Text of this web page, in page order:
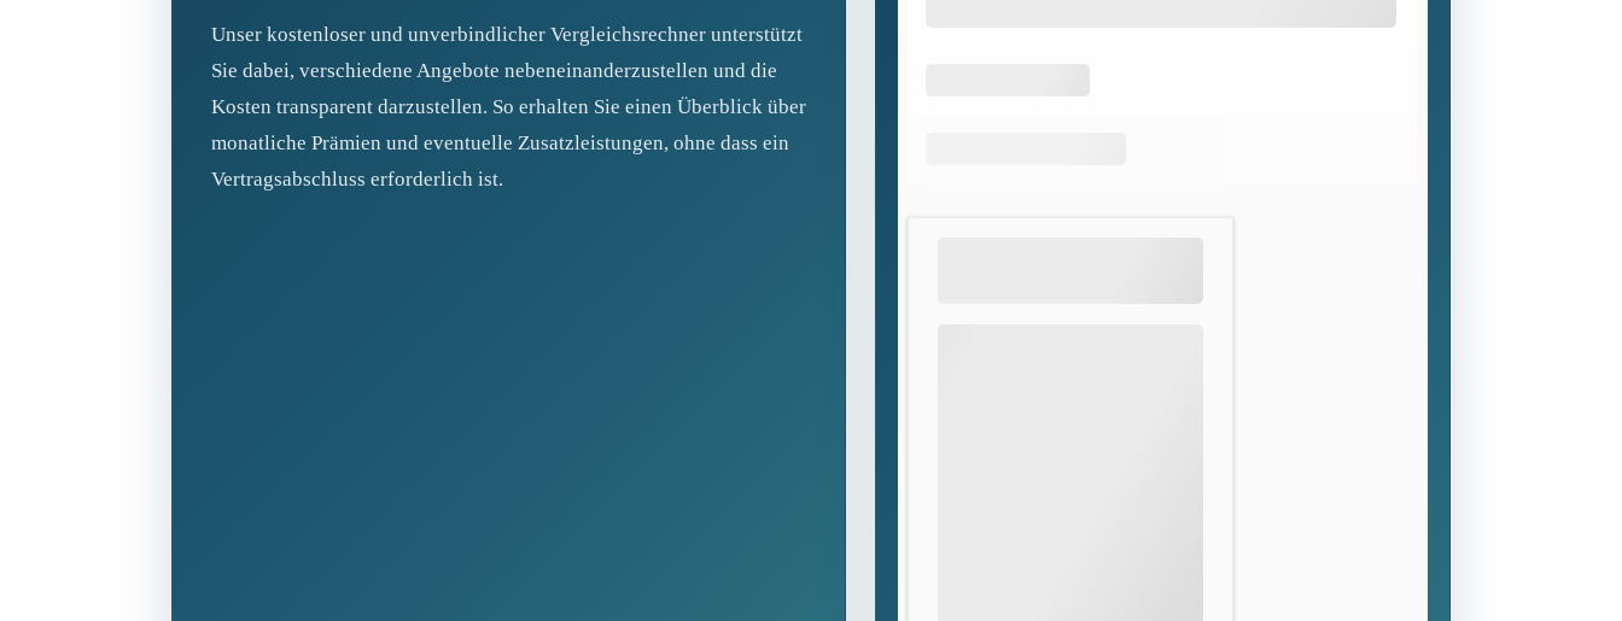
Unser kostenloser und unverbindlicher Vergleichsrechner unterstützt
Sie dabei, verschiedene Angebote nebeneinanderzustellen und die
Kosten transparent darzustellen. So erhalten Sie einen Überblick über
monatliche Prämien und eventuelle Zusatzleistungen, ohne dass ein
Vertragsabschluss erforderlich ist.